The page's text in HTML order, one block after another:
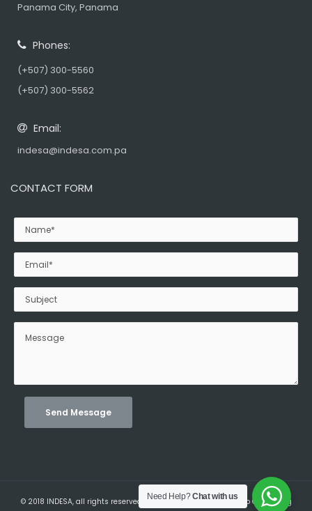
Panama City, Panama
Phones:
(+507) 300-5560
(+507) 300-5562
Email:
indesa@indesa.com.pa
CONTACT FORM
© 2018 INDESA, all rights reserved. | Developed by:BlueTide Web Consulting
Need Help?Chat with us